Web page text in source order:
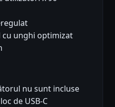
cu unghi optimizat
nu sunt incluse
de USB-C